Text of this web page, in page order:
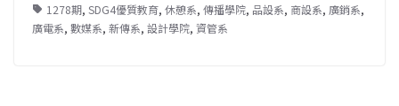
1278期, SDG4優質教育, 休憩系, 傳播學院, 品設系, 商設系, 廣銷系,
廣電系, 數媒系, 新傳系, 設計學院, 資管系